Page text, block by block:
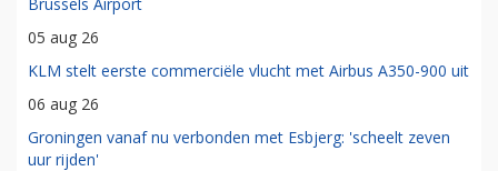
05 aug 26
KLM stelt eerste commerciële vlucht met Airbus A350-900 uit
06 aug 26
Groningen vanaf nu verbonden met Esbjerg: 'scheelt zeven
uur rijden'